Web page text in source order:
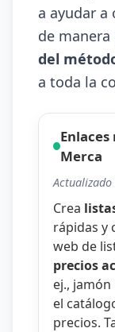
a ayudar
de manera
del
a toda la
Enlaces
Merca
Actualizado
Crea
rápidas y
web de
precios
ej., jamón
el
precios.